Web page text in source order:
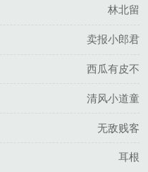
林北留
卖报小郎君
西瓜有皮不
清风小道童
无敌贱客
耳根